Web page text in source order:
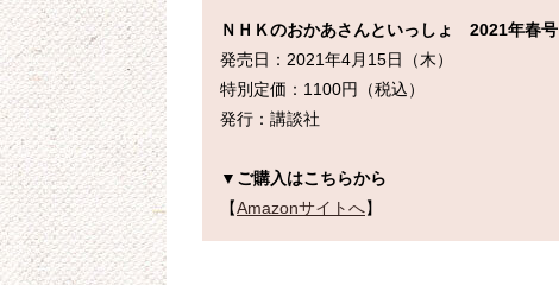
ＮＨＫのおかあさんといっしょ　2021年春号
発売日：2021年4月15日（木）
特別定価：1100円（税込）
発行：講談社
▼ご購入はこちらから
【Amazonサイトへ